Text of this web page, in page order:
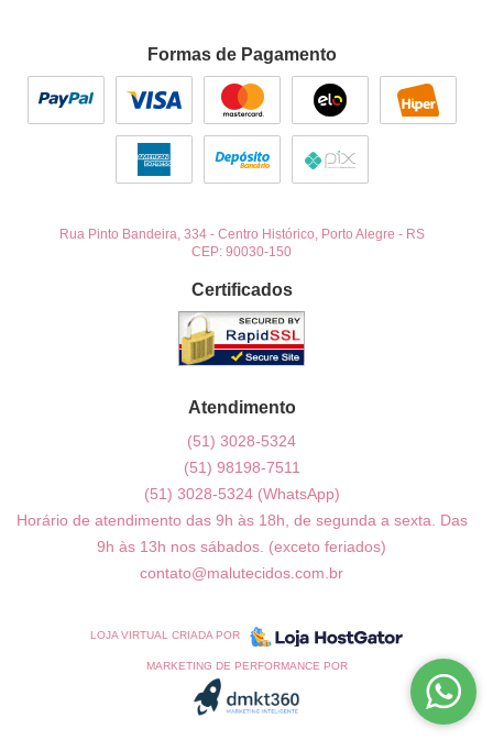
Formas de Pagamento
Rua Pinto Bandeira, 334- Centro Histórico, Porto Alegre - RS
CEP: 90030-150
Certificados
Atendimento
(51) 3028-5324
(51) 98198-7511
(51) 3028-5324 (WhatsApp)
Horário de atendimento das 9h às 18h, de segunda a sexta. Das
9h às 13h nos sábados. (exceto feriados)
contato@malutecidos.com.br
LOJA VIRTUAL CRIADA POR
MARKETING DE PERFORMANCE POR